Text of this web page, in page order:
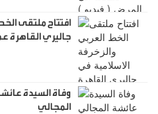
افتتاح ملتقى
جاليري القاهرة عمان 16
وفاة السيدة
المجالي